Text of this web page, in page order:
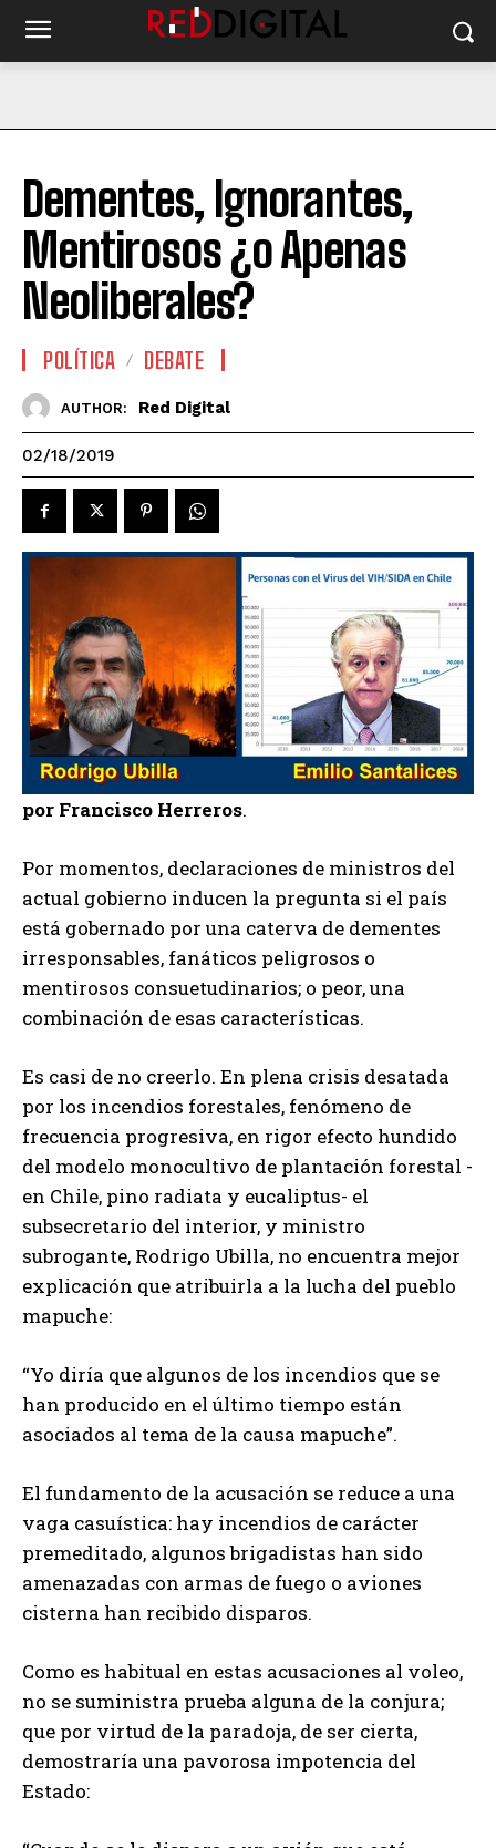
Dementes, Ignorantes,
Mentirosos ¿o Apenas
Neoliberales?
POLÍTICA DEBATE
AUTHOR: Red Digital
02/18/2019
por Francisco Herreros.
Por momentos, declaraciones de ministros del
actual gobierno inducen la pregunta si el país
está gobernado por una caterva de dementes
irresponsables, fanáticos peligrosos o
mentirosos consuetudinarios; o peor, una
combinación de esas características.
Es casi de no creerlo. En plena crisis desatada
por los incendios forestales, fenómeno de
frecuencia progresiva, en rigor efecto hundido
del modelo monocultivo de plantación forestal -
en Chile, pino radiata y eucaliptus- el
subsecretario del interior, y ministro
subrogante, Rodrigo Ubilla, no encuentra mejor
explicación que atribuirla a la lucha del pueblo
mapuche:
“Yo diría que algunos de los incendios que se
han producido en el último tiempo están
asociados al tema de la causa mapuche”.
El fundamento de la acusación se reduce a una
vaga casuística: hay incendios de carácter
premeditado, algunos brigadistas han sido
amenazadas con armas de fuego o aviones
cisterna han recibido disparos.
Como es habitual en estas acusaciones al voleo,
no se suministra prueba alguna de la conjura;
que por virtud de la paradoja, de ser cierta,
demostraría una pavorosa impotencia del
Estado: